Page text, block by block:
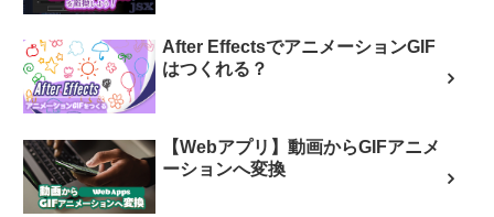
After EffectsでアニメーションGIF
はつくれる？
【Webアプリ】動画からGIFアニメ
ーションへ変換